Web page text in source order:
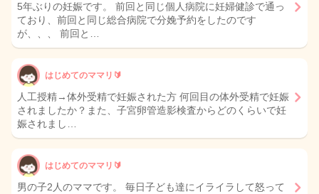
5年ぶりの妊娠です。 前回と同じ個人病院に妊婦健診で通っ
ており、前回と同じ総合病院で分娩予約をしたのです
が、、、 前回と…
はじめてのママリ🔰
人工授精→体外受精で妊娠された方 何回目の体外受精で妊娠
されましたか？また、子宮卵管造影検査からどのくらいで妊
娠されまし…
はじめてのママリ🔰
男の子2人のママです。 毎日子ども達にイライラして怒って